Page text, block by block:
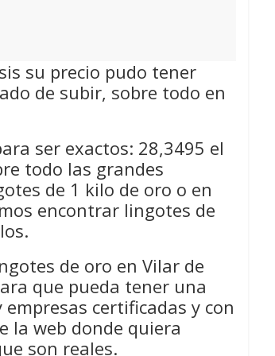
su precio pudo tener
de subir, sobre todo en
ser exactos: 28,3495 el
todo las grandes
de 1 kilo de oro o en
encontrar lingotes de
de oro en Vilar de
que pueda tener una
certificadas y con
la web donde quiera
son reales.